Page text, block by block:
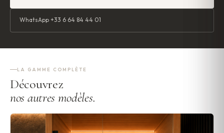
WhatsApp +33 6 64 84 44 01
LA GAMME COMPLÈTE
Découvrez
nos autres modèles.